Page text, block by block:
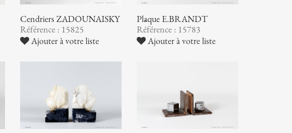
Cendriers ZADOUNAISKY
Référence : 15825
Ajouter à votre liste
Plâque E.BRANDT
Référence : 15783
Ajouter à votre liste